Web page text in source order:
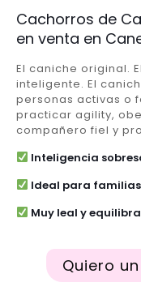
Cachorros de
en venta en
El caniche original.
inteligente. El
personas activas o
practicar agility,
compañero fiel y
Inteligencia
Ideal para
Muy leal y
Quiero